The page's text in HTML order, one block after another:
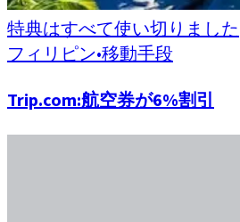
特典はすべて使い切りました
フィリピン•移動手段
Trip.com:航空券が6%割引